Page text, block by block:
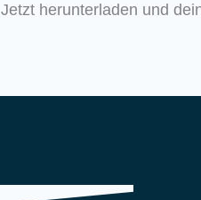
Jetzt herunterladen und